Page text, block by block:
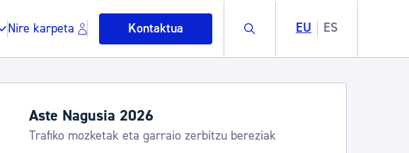
Nire karpeta Kontaktua Buscar EU ES
Udako ordutegiak eta zerbitzuak
Udalinfo, Donostia Kirola, Donostia Kultura, San
Urgull, Hondalea, Turismoa